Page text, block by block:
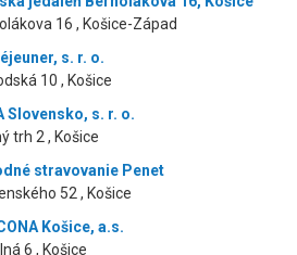
16 , Košice-Západ
s. r. o.
10 , Košice
Slovensko, s. r. o.
trh 2 , Košice
stravovanie Penet
52 , Košice
Košice, a.s.
6 , Košice